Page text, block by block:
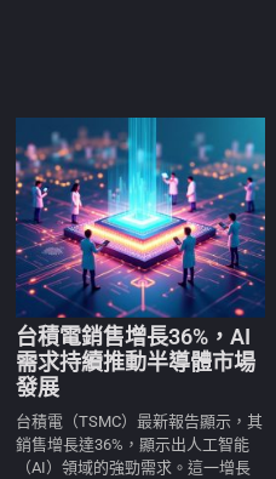
台積電銷售增長36%，AI
需求持續推動半導體市場
發展
台積電（TSMC）最新報告顯示，其
銷售增長達36%，顯示出人工智能
（AI）領域的強勁需求。這一增長